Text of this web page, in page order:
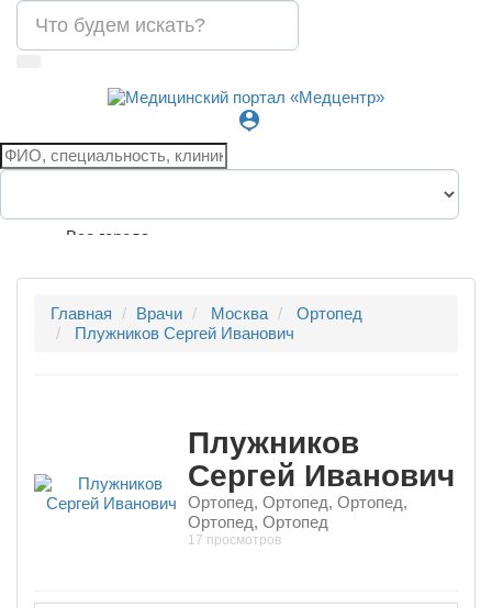
person_pin
Все города
Главная Врачи Москва
Ортопед
Плужников Сергей Иванович
Плужников
Сергей Иванович
Ортопед, Ортопед, Ортопед,
Ортопед, Ортопед
17 просмотров